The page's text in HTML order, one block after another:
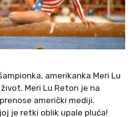
amerikanka Meri Lu
Meri Lu Reton je na
američki mediji.
je retki oblik upale pluća!